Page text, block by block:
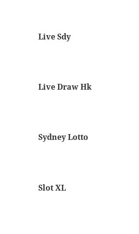
Live Sdy
Live Draw Hk
Sydney Lotto
Slot XL